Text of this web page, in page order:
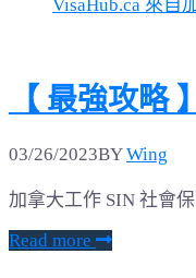
VisaHub.ca 來自
【 最強攻略
03/26/2023BYWing
加拿大工作 SIN 社會
Read more